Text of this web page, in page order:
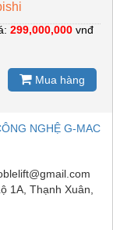
299,000,000 vnđ
Mua hàng
NGHỆ G-MAC
1A, Thạnh Xuân,